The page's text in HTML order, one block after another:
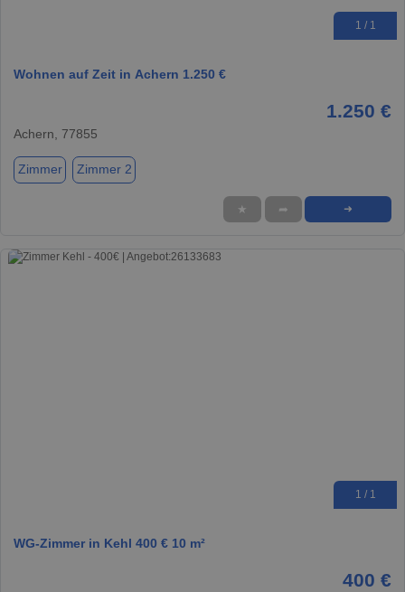
1 / 1
Wohnen auf Zeit in Achern 1.250 €
1.250 €
Achern, 77855
Zimmer Zimmer 2
★ ➦ ➜
1 / 1
WG-Zimmer in Kehl 400 € 10 m²
400 €